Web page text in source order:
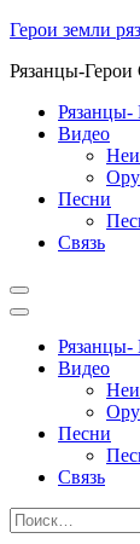
Перейти
содержимому
Герои земли
Рязанцы-Герои
Рязанцы-
Видео
Песни
Cвязь
Рязанцы-
Видео
Песни
Cвязь
Найти: